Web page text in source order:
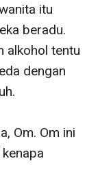
itu
beradu.
alkohol tentu
dengan
Om. Om ini